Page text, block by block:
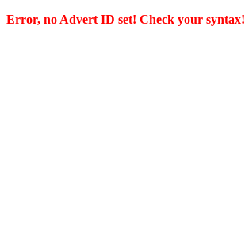
Error, no Advert ID set! Check your syntax!